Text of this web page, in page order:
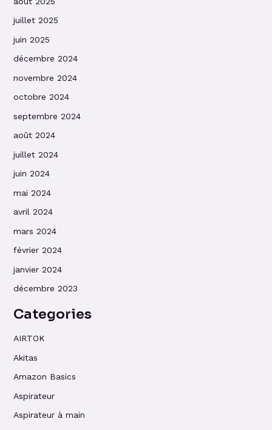
juillet 2025
juin 2025
décembre 2024
novembre 2024
octobre 2024
septembre 2024
août 2024
juillet 2024
juin 2024
mai 2024
avril 2024
mars 2024
février 2024
janvier 2024
décembre 2023
Categories
AIRTOK
Akitas
Amazon Basics
Aspirateur
Aspirateur à main